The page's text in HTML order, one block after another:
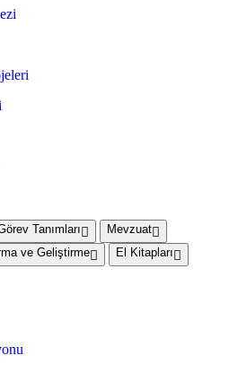
Tanımları
Mevzuat
ve Geliştirme El Kitapları